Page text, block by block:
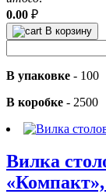
0.00 ₽
В корзину
В упаковке - 100
В коробке - 2500
Вилка